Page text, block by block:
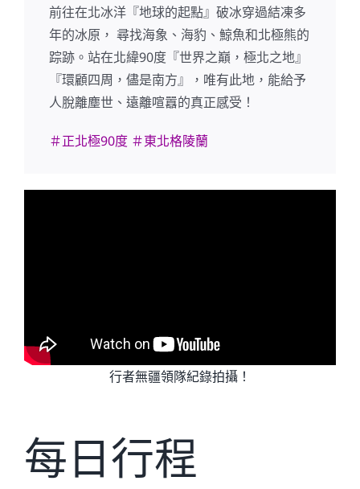
前往在北冰洋『地球的起點』破冰穿過結凍多
年的冰原， 尋找海象、海豹、鯨魚和北極熊的
踪跡。站在北緯90度『世界之巔，極北之地』
『環顧四周，儘是南方』，唯有此地，能給予
人脫離塵世、遠離喧囂的真正感受！
＃正北極90度 ＃東北格陵蘭
行者無疆領隊紀錄拍攝！
每日行程